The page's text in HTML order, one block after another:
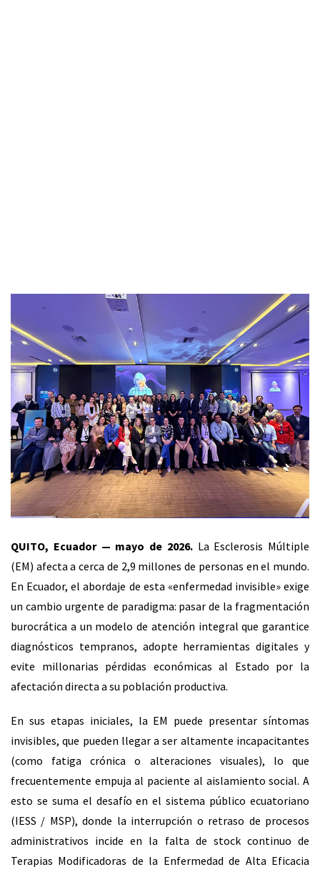
QUITO, Ecuador — mayo de 2026.La Esclerosis Múltiple
(EM) afecta a cerca de 2,9 millones de personas en el mundo.
En Ecuador, el abordaje de esta «enfermedad invisible» exige
un cambio urgente de paradigma: pasar de la fragmentación
burocrática a un modelo de atención integral que garantice
diagnósticos tempranos, adopte herramientas digitales y
evite millonarias pérdidas económicas al Estado por la
afectación directa a su población productiva.
En sus etapas iniciales, la EM puede presentar síntomas
invisibles, que pueden llegar a ser altamente incapacitantes
(como fatiga crónica o alteraciones visuales), lo que
frecuentemente empuja al paciente al aislamiento social. A
esto se suma el desafío en el sistema público ecuatoriano
(IESS / MSP), donde la interrupción o retraso de procesos
administrativos incide en la falta de stock continuo de
Terapias Modificadoras de la Enfermedad de Alta Eficacia